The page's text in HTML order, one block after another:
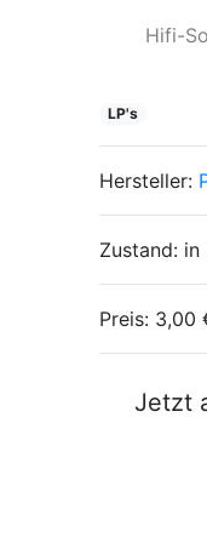
Hifi-
LP's
Hersteller:
Zustand:in
Preis: 3,00
Jetzt